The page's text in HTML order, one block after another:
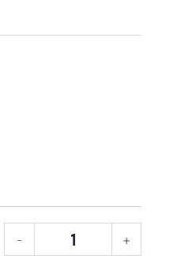
- +